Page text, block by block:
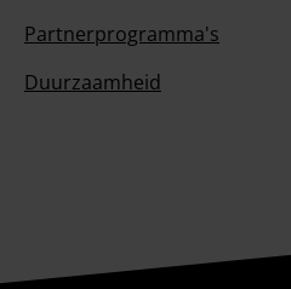
Partnerprogramma's
Duurzaamheid